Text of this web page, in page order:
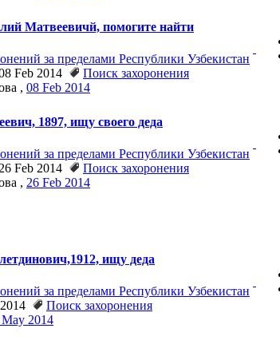
Матвеевичй, помогите найти
за пределами Республики Узбекистан
Feb 2014
Поиск захоронения
, 08 Feb 2014
1897, ищу своего деда
за пределами Республики Узбекистан
Feb 2014
Поиск захоронения
, 26 Feb 2014
ищу деда
за пределами Республики Узбекистан
Поиск захоронения
2014